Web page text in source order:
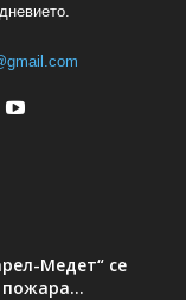
Медет“ се